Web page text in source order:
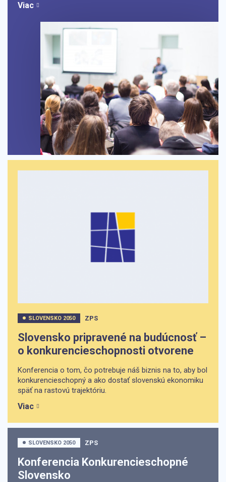
Viac
SLOVENSKO 2050 ZPS
Slovensko pripravené na budúcnosť –
o konkurencieschopnosti otvorene
Konferencia o tom, čo potrebuje náš biznis na to, aby bol
konkurencieschopný a ako dostať slovenskú ekonomiku
späť na rastovú trajektóriu.
Viac
SLOVENSKO 2050 ZPS
Konferencia Konkurencieschopné
Slovensko